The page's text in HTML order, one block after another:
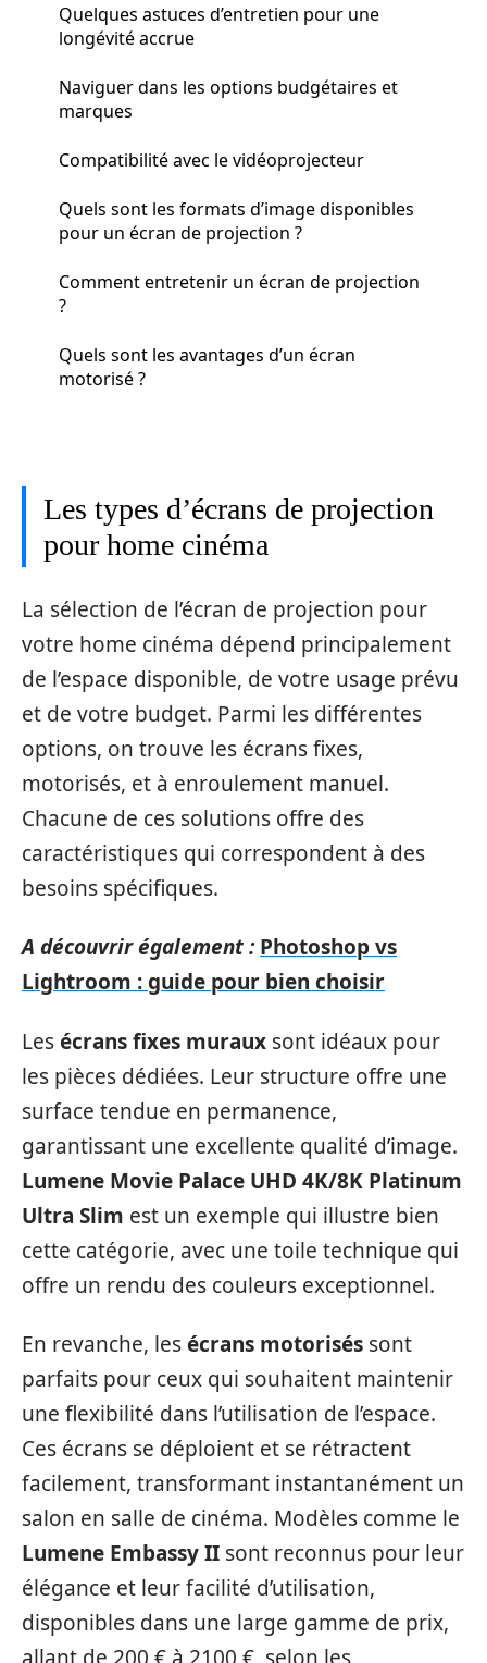
Quelques astuces d’entretien pour une
longévité accrue
Naviguer dans les options budgétaires et
marques
Compatibilité avec le vidéoprojecteur
Quels sont les formats d’image disponibles
pour un écran de projection ?
Comment entretenir un écran de projection
?
Quels sont les avantages d’un écran
motorisé ?
Les types d’écrans de projection
pour home cinéma
La sélection de l’écran de projection pour
votre home cinéma dépend principalement
de l’espace disponible, de votre usage prévu
et de votre budget. Parmi les différentes
options, on trouve les écrans fixes,
motorisés, et à enroulement manuel.
Chacune de ces solutions offre des
caractéristiques qui correspondent à des
besoins spécifiques.
A découvrir également : Photoshop vs
Lightroom : guide pour bien choisir
Lesécrans fixes muraux sont idéaux pour
les pièces dédiées. Leur structure offre une
surface tendue en permanence,
garantissant une excellente qualité d’image.
Lumene Movie Palace UHD 4K/8K Platinum
Ultra Slim est un exemple qui illustre bien
cette catégorie, avec une toile technique qui
offre un rendu des couleurs exceptionnel.
En revanche, lesécrans motorisés sont
parfaits pour ceux qui souhaitent maintenir
une flexibilité dans l’utilisation de l’espace.
Ces écrans se déploient et se rétractent
facilement, transformant instantanément un
salon en salle de cinéma. Modèles comme le
Lumene Embassy II sont reconnus pour leur
élégance et leur facilité d’utilisation,
disponibles dans une large gamme de prix,